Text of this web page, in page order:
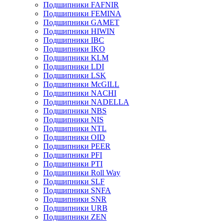
Подшипники FAFNIR
Подшипники FEMINA
Подшипники GAMET
Подшипники HIWIN
Подшипники IBC
Подшипники IKO
Подшипники KLM
Подшипники LDI
Подшипники LSK
Подшипники McGILL
Подшипники NACHI
Подшипники NADELLA
Подшипники NBS
Подшипники NIS
Подшипники NTL
Подшипники OID
Подшипники PEER
Подшипники PFI
Подшипники PTI
Подшипники Roll Way
Подшипники SLF
Подшипники SNFA
Подшипники SNR
Подшипники URB
Подшипники ZEN